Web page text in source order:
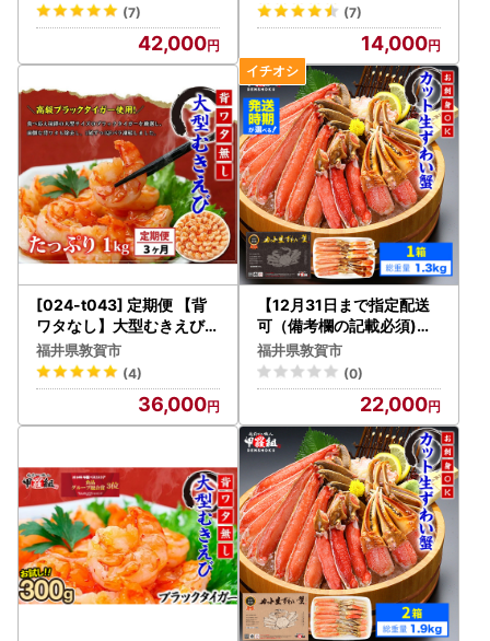
(7)
42,000
(7)
14,000
[024-t043] 定期便 【背
ワタなし】大型むきえび（
高級ブラックタイガー）約
1kg/約40～70尾
福井県敦賀市
(4)
36,000
【12月31日まで指定配送
可（備考欄の記載必須)】
生ずわいがに 約1kg [024
-b024] ｶﾆ
福井県敦賀市
(0)
22,000